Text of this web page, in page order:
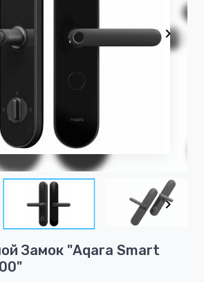
Замок "Aqara Smart